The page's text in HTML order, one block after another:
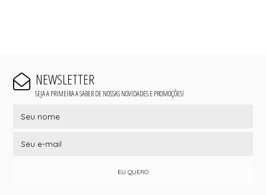
NEWSLETTER
SEJA A PRIMEIRA A SABER DE NOSSAS NOVIDADES E PROMOÇÕES!
EU QUERO